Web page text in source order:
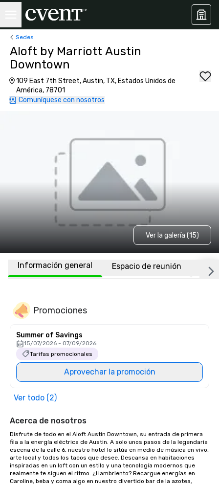
Sedes
Aloft by Marriott Austin
Downtown
109 East 7th Street, Austin, TX, Estados Unidos de
América, 78701
Comuníquese con nosotros
Ver la galería (15)
Información general Espacio de reunión
Promociones
Summer of Savings
15/07/2026 - 07/09/2026
Tarifas promocionales
Aprovechar la promoción
Ver todo (2)
Acerca de nosotros
Disfrute de todo en el Aloft Austin Downtown, su entrada de primera
fila a la energía eléctrica de Austin. A solo unos pasos de la legendaria
escena de la calle 6, nuestro hotel lo sitúa en medio de música en vivo,
arte local y todos los tacos que desee. Descansa en habitaciones
inspiradas en un loft con un estilo y una tecnología modernos que
realmente te siguen el ritmo. ¿Hambriento? Recargue energías en
Caroline, beba y coma algo en nuestro divertido bar de la azotea,